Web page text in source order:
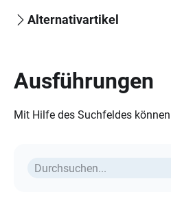
Alternativartikel
Ausführungen
Mit Hilfe des Suchfeldes